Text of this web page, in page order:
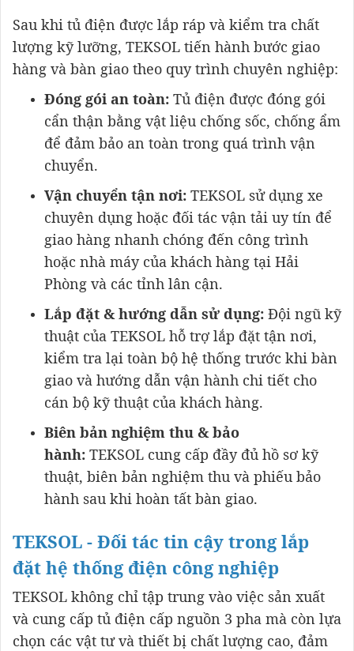
Sau khi tủ điện được lắp ráp và kiểm tra chất
lượng kỹ lưỡng, TEKSOL tiến hành bước giao
hàng và bàn giao theo quy trình chuyên nghiệp:
Đóng gói an toàn: Tủ điện được đóng gói
cẩn thận bằng vật liệu chống sốc, chống ẩm
để đảm bảo an toàn trong quá trình vận
chuyển.
Vận chuyển tận nơi: TEKSOL sử dụng xe
chuyên dụng hoặc đối tác vận tải uy tín để
giao hàng nhanh chóng đến công trình
hoặc nhà máy của khách hàng tại Hải
Phòng và các tỉnh lân cận.
Lắp đặt & hướng dẫn sử dụng: Đội ngũ kỹ
thuật của TEKSOL hỗ trợ lắp đặt tận nơi,
kiểm tra lại toàn bộ hệ thống trước khi bàn
giao và hướng dẫn vận hành chi tiết cho
cán bộ kỹ thuật của khách hàng.
Biên bản nghiệm thu & bảo
hành: TEKSOL cung cấp đầy đủ hồ sơ kỹ
thuật, biên bản nghiệm thu và phiếu bảo
hành sau khi hoàn tất bàn giao.
TEKSOL - Đối tác tin cậy trong lắp
đặt hệ thống điện công nghiệp
TEKSOL không chỉ tập trung vào việc sản xuất
và cung cấp tủ điện cấp nguồn 3 pha mà còn lựa
chọn các vật tư và thiết bị chất lượng cao, đảm